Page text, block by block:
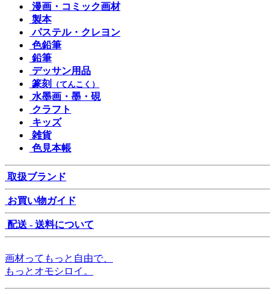
漫画・コミック画材
製本
パステル・クレヨン
色鉛筆
鉛筆
デッサン用品
篆刻
（てんこく）
水墨画・墨・硯
クラフト
キッズ
雑貨
色見本帳
取扱ブランド
お買い物ガイド
配送 - 送料について
画材ってもっと自由で、
もっとオモシロイ。